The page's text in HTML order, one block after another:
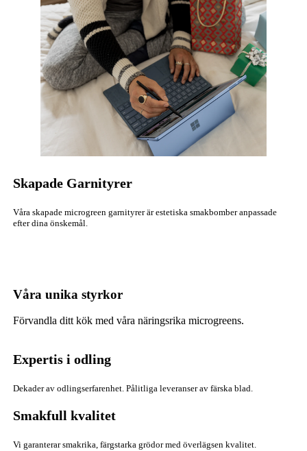
Skapade Garnityrer
Våra skapade microgreen garnityrer är estetiska smakbomber anpassade
efter dina önskemål.
Våra unika styrkor
Förvandla ditt kök med våra näringsrika microgreens.
Expertis i odling
Dekader av odlingserfarenhet. Pålitliga leveranser av färska blad.
Smakfull kvalitet
Vi garanterar smakrika, färgstarka grödor med överlägsen kvalitet.